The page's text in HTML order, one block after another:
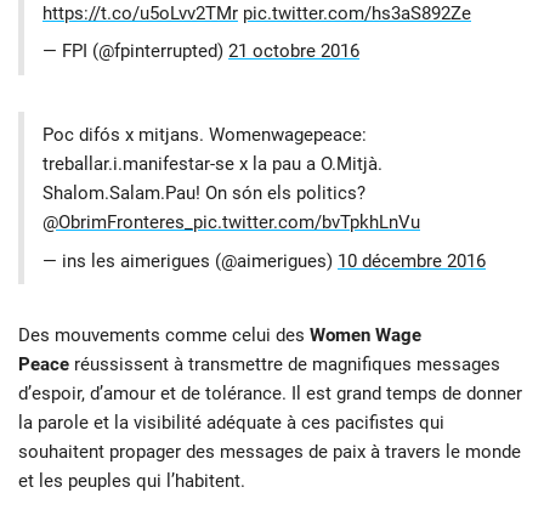
https://t.co/u5oLvv2TMr pic.twitter.com/hs3aS892Ze
— FPI (@fpinterrupted) 21 octobre 2016
Poc difós x mitjans. Womenwagepeace:
treballar.i.manifestar-se x la pau a O.Mitjà.
Shalom.Salam.Pau! On són els politics?
@ObrimFronteres_ pic.twitter.com/bvTpkhLnVu
— ins les aimerigues (@aimerigues) 10 décembre 2016
Des mouvements comme celui des Women Wage
Peace réussissent à transmettre de magnifiques messages
d’espoir, d’amour et de tolérance. Il est grand temps de donner
la parole et la visibilité adéquate à ces pacifistes qui
souhaitent propager des messages de paix à travers le monde
et les peuples qui l’habitent.